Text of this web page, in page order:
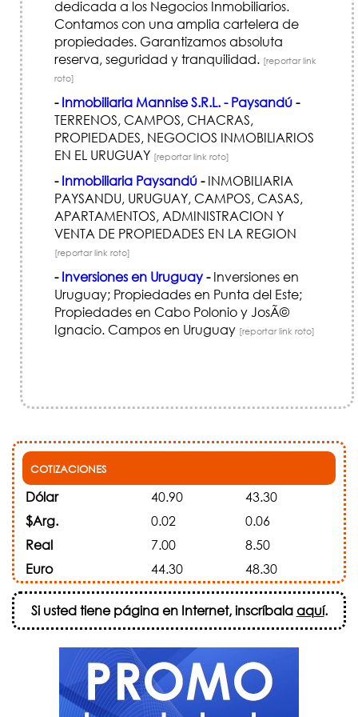
dedicada a los Negocios Inmobiliarios.
Contamos con una amplia cartelera de
propiedades. Garantizamos absoluta
reserva, seguridad y tranquilidad. [reportar link
roto]
- Inmobiliaria Mannise S.R.L. - Paysandú-
TERRENOS, CAMPOS, CHACRAS,
PROPIEDADES, NEGOCIOS INMOBILIARIOS
EN EL URUGUAY [reportar link roto]
- Inmobiliaria Paysandú-INMOBILIARIA
PAYSANDU, URUGUAY, CAMPOS, CASAS,
APARTAMENTOS, ADMINISTRACION Y
VENTA DE PROPIEDADES EN LA REGION
[reportar link roto]
- Inversiones en Uruguay-Inversiones en
Uruguay; Propiedades en Punta del Este;
Propiedades en Cabo Polonio y JosÃ©
Ignacio. Campos en Uruguay [reportar link roto]
COTIZACIONES
Dólar 40.90
43.30
$Arg.
0.02
0.06
Real
7.00
8.50
Euro
44.30 48.30
Si usted tiene página en Internet, inscríbalaaquí.